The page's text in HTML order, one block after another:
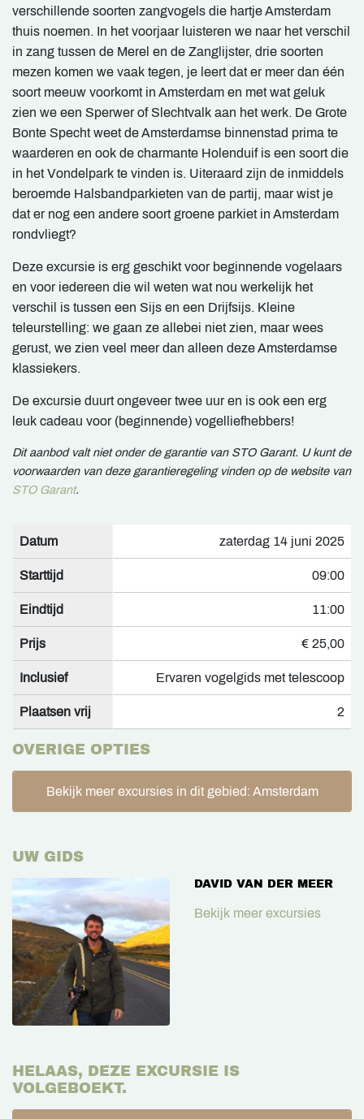
verschillende soorten zangvogels die hartje Amsterdam
thuis noemen. In het voorjaar luisteren we naar het verschil
in zang tussen de Merel en de Zanglijster, drie soorten
mezen komen we vaak tegen, je leert dat er meer dan één
soort meeuw voorkomt in Amsterdam en met wat geluk
zien we een Sperwer of Slechtvalk aan het werk. De Grote
Bonte Specht weet de Amsterdamse binnenstad prima te
waarderen en ook de charmante Holenduif is een soort die
in het Vondelpark te vinden is. Uiteraard zijn de inmiddels
beroemde Halsbandparkieten van de partij, maar wist je
dat er nog een andere soort groene parkiet in Amsterdam
rondvliegt?
Deze excursie is erg geschikt voor beginnende vogelaars
en voor iedereen die wil weten wat nou werkelijk het
verschil is tussen een Sijs en een Drijfsijs. Kleine
teleurstelling: we gaan ze allebei niet zien, maar wees
gerust, we zien veel meer dan alleen deze Amsterdamse
klassiekers.
De excursie duurt ongeveer twee uur en is ook een erg
leuk cadeau voor (beginnende) vogelliefhebbers!
Dit aanbod valt niet onder de garantie van STO Garant. U kunt de
voorwaarden van deze garantieregeling vinden op de website van
STO Garant.
Datum zaterdag 14 juni 2025
Starttijd 09:00
Eindtijd 11:00
Prijs € 25,00
Inclusief Ervaren vogelgids met telescoop
Plaatsen vrij 2
OVERIGE OPTIES
Bekijk meer excursies in dit gebied: Amsterdam
UW GIDS
DAVID VAN DER MEER
Bekijk meer excursies
HELAAS, DEZE EXCURSIE IS
VOLGEBOEKT.